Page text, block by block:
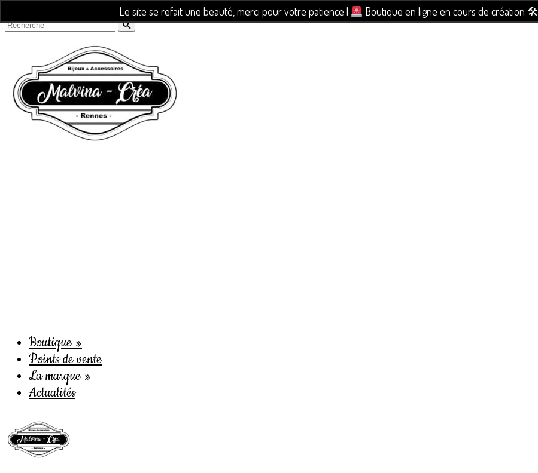
Le site se refait une beauté, merci pour votre patience | Boutique en ligne en cours de création 🛠
Rechercher :
Boutique»
Points de vente
La marque»
Actualités